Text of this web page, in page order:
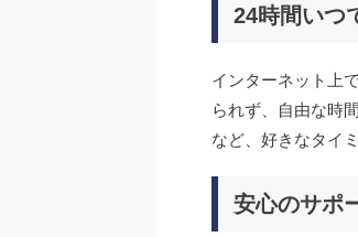
24時間いつ
インターネット上
られず、自由な時
など、好きなタイ
安心のサポ